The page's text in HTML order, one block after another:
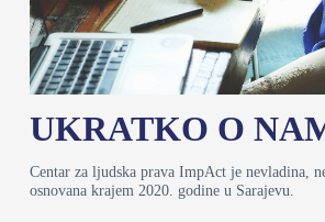
UKRATKO O
Centar za ljudska prava ImpAct je nevladina,
osnovana krajem 2020. godine u Sarajevu.